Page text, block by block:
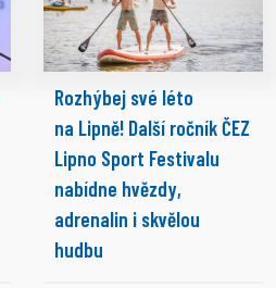
Rozhýbej své léto
na Lipně! Další ročník ČEZ
Lipno Sport Festivalu
nabídne hvězdy,
adrenalin i skvělou
hudbu